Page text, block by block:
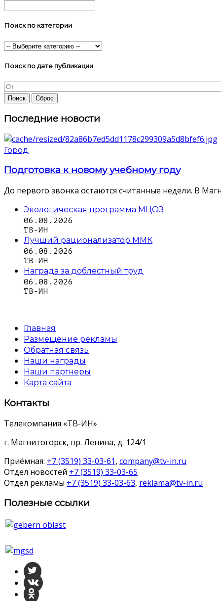
Поиск по категории
Поиск по дате публикации
Последние новости
Город
Подготовка к новому учебному году
До первого звонка остаются считанные недели. В
Экологическая программа МЦОЗ
06.08.2026
ТВ-ИН
Лучший рационализатор ММК
06.08.2026
ТВ-ИН
Награда за доблестный труд
06.08.2026
ТВ-ИН
Главная
Размещение рекламы
Обратная связь
Наши награды
Наши партнеры
Карта сайта
Контакты
Телекомпания «ТВ-ИН»
г. Магнитогорск, пр. Ленина, д. 124/1
Приёмная: +7 (3519) 33-03-61, company@tv-in.ru
Отдел новостей +7 (3519) 33-03-65
Отдел рекламы +7 (3519) 33-03-63, reklama@tv-in.ru
Полезные ссылки